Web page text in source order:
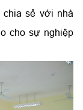
chia sẻ với nhà
cho sự nghiệp